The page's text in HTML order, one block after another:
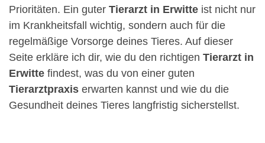
Prioritäten. Ein guter Tierarzt in Erwitte ist nicht nur
im Krankheitsfall wichtig, sondern auch für die
regelmäßige Vorsorge deines Tieres. Auf dieser
Seite erkläre ich dir, wie du den richtigen Tierarzt in
Erwitte findest, was du von einer guten
Tierarztpraxis erwarten kannst und wie du die
Gesundheit deines Tieres langfristig sicherstellst.